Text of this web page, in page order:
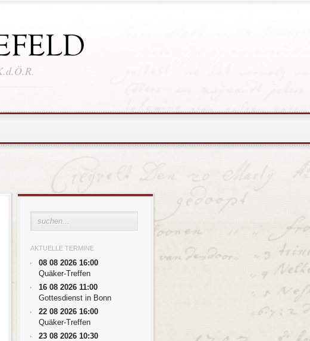
AKTUELLE TERMINE
08 08 2026 16:00
Quäker-Treffen
16 08 2026 11:00
Gottesdienst in Bonn
22 08 2026 16:00
Quäker-Treffen
23 08 2026 10:30